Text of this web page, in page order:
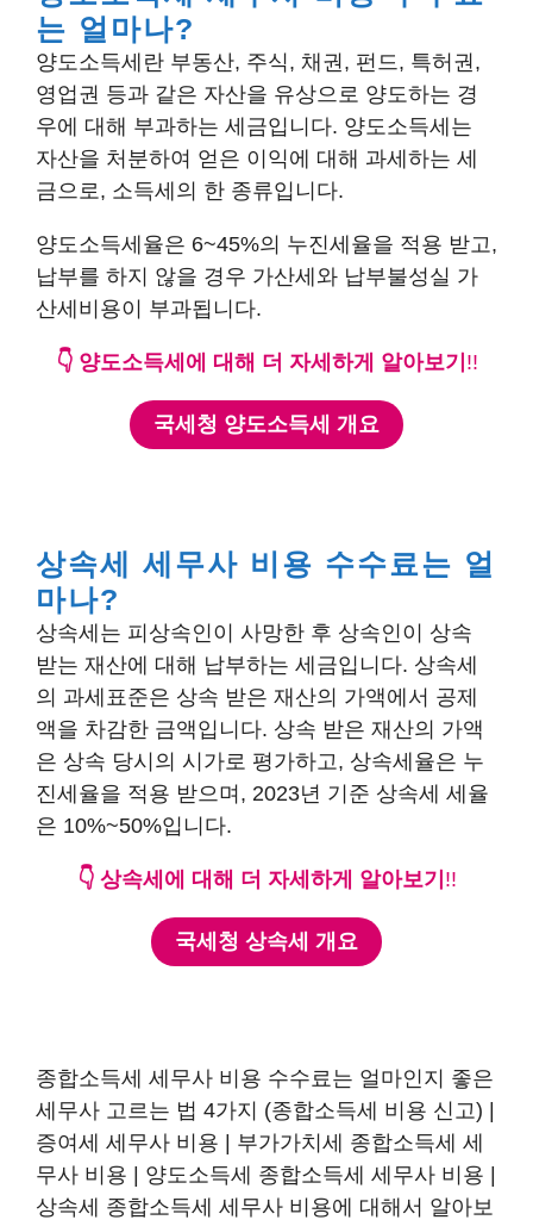
는 얼마나?
양도소득세란 부동산, 주식, 채권, 펀드, 특허권,
영업권 등과 같은 자산을 유상으로 양도하는 경
우에 대해 부과하는 세금입니다. 양도소득세는
자산을 처분하여 얻은 이익에 대해 과세하는 세
금으로, 소득세의 한 종류입니다.
양도소득세율은 6~45%의 누진세율을 적용 받고,
납부를 하지 않을 경우 가산세와 납부불성실 가
산세비용이 부과됩니다.
👇 양도소득세에 대해 더 자세하게 알아보기 !!
국세청 양도소득세 개요
상속세 세무사 비용 수수료는 얼
마나?
상속세는 피상속인이 사망한 후 상속인이 상속
받는 재산에 대해 납부하는 세금입니다. 상속세
의 과세표준은 상속 받은 재산의 가액에서 공제
액을 차감한 금액입니다. 상속 받은 재산의 가액
은 상속 당시의 시가로 평가하고, 상속세율은 누
진세율을 적용 받으며, 2023년 기준 상속세 세율
은 10%~50%입니다.
👇 상속세에 대해 더 자세하게 알아보기 !!
국세청 상속세 개요
종합소득세 세무사 비용 수수료는 얼마인지 좋은
세무사 고르는 법 4가지 (종합소득세 비용 신고) |
증여세 세무사 비용 | 부가가치세 종합소득세 세
무사 비용 | 양도소득세 종합소득세 세무사 비용 |
상속세 종합소득세 세무사 비용에 대해서 알아보